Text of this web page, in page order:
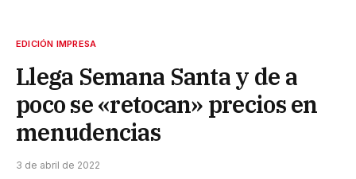
EDICIÓN IMPRESA
Llega Semana Santa y de a
poco se «retocan» precios en
menudencias
3 de abril de 2022